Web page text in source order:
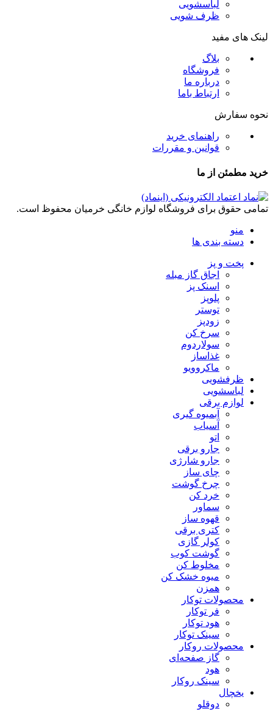
لباسشویی
ظرف شویی
لینک های مفید
بلاگ
فروشگاه
درباره ما
ارتباط باما
نحوه سفارش
راهنمای خرید
قوانین و مقررات
خرید مطمئن از ما
تمامی حقوق برای فروشگاه لوازم خانگی خرمیان محفوظ است.
منو
دسته بندی ها
پخت و پز
اجاق گاز مبله
اسنک پز
پلوپز
توستر
زودپز
سرخ کن
سولاردوم
غذاساز
ماکروویو
ظرفشویی
لباسشویی
لوازم برقی
آبمیوه گیری
آسیاب
اتو
جارو برقی
جارو شارژی
چای ساز
چرخ گوشت
خرد کن
سماور
قهوه ساز
کتری برقی
کولر گازی
گوشت کوب
مخلوط کن
میوه خشک کن
همزن
محصولات توکار
فر توکار
هود توکار
سینک توکار
محصولات روکار
گاز صفحه‌ای
هود
سینک روکار
یخچال
دوقلو